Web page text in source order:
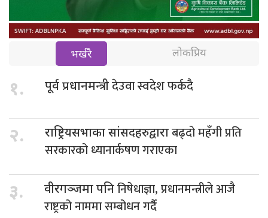
भर्खरै लोकप्रिय
१. पूर्व प्रधानमन्त्रीदेउवा स्वदेश फर्कदै
२. राष्ट्रियसभाका सांसदहरुद्वाराबढ्दो महँगी प्रति
सरकारको ध्यानार्कषण गराएका
३. वीरगञ्जमा पनिनिषेधाज्ञा, प्रधानमन्त्रीले आजै
राष्ट्रको नाममा सम्बोधन गर्दै